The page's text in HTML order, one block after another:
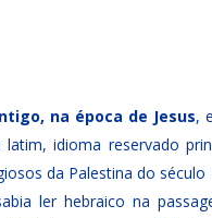
na época de Jesus,
idioma reservado
da Palestina do
ler hebraico na